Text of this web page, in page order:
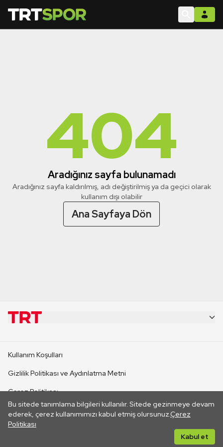
404
Aradığınız sayfa bulunamadı
Aradığınız sayfa kaldırılmış, adı değiştirilmiş ya da geçici olarak
kullanım dışı olabilir
Ana Sayfaya Dön
Bu sitede tanımlama bilgileri kullanılır. Sitede gezinmeye devam
ederek, çerez kullanımımızı kabul etmiş olursunuz.Çerez
Politikası
Kabul et
CANLI YAYINLAR
Kullanım Koşulları
Gizlilik Politikası ve Aydınlatma Metni
Çerez Politikası
İletişim
Her hakkı saklıdır. ©2026 TRT. Bağlantı yoluyla gidilen dış